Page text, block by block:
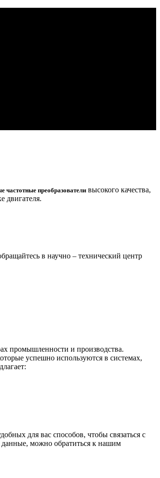
частотные преобразователи высокого качества,
двигателя.
в научно – технический центр
промышленности и производства.
успешно используются в системах,
для вас способов, чтобы связаться с
данные, можно обратиться к нашим